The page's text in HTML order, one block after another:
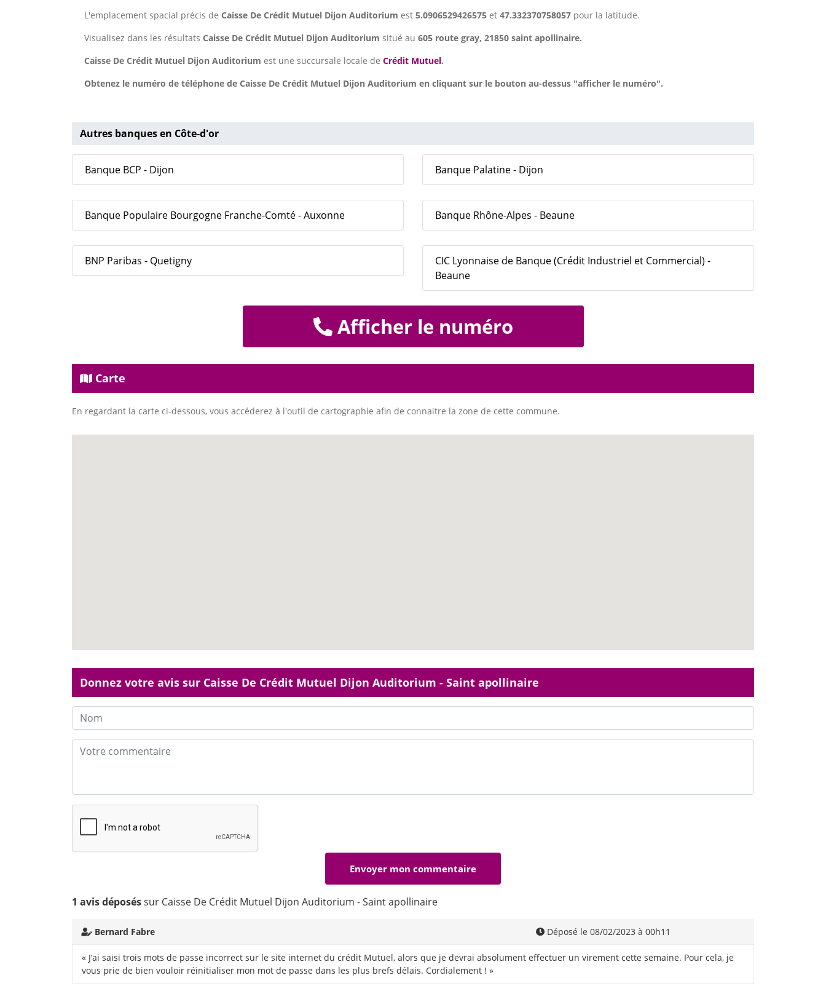
L'emplacement spacial précis de Caisse De Crédit Mutuel Dijon Auditorium est 5.0906529426575 et 47.332370758057 pour la latitude.
Visualisez dans les résultats Caisse De Crédit Mutuel Dijon Auditorium situé au 605 route gray, 21850 saint apollinaire.
Caisse De Crédit Mutuel Dijon Auditorium est une succursale locale de Crédit Mutuel.
Obtenez le numéro de téléphone de Caisse De Crédit Mutuel Dijon Auditorium en cliquant sur le bouton au-dessus "afficher le numéro".
Autres banques en Côte-d'or
Banque BCP - Dijon Banque Palatine - Dijon
Banque Populaire Bourgogne Franche-Comté - Auxonne Banque Rhône-Alpes - Beaune
BNP Paribas - Quetigny
CIC Lyonnaise de Banque (Crédit Industriel et Commercial) -
Beaune
Afficher le numéro
Carte
En regardant la carte ci-dessous, vous accéderez à l'outil de cartographie afin de connaitre la zone de cette commune.
Donnez votre avis sur Caisse De Crédit Mutuel Dijon Auditorium - Saint apollinaire
1 avis déposéssur Caisse De Crédit Mutuel Dijon Auditorium - Saint apollinaire
Bernard Fabre Déposé le 08/02/2023 à 00h11
« J’ai saisi trois mots de passe incorrect sur le site internet du crédit Mutuel, alors que je devrai absolument effectuer un virement cette semaine. Pour cela, je
vous prie de bien vouloir réinitialiser mon mot de passe dans les plus brefs délais. Cordialement ! »